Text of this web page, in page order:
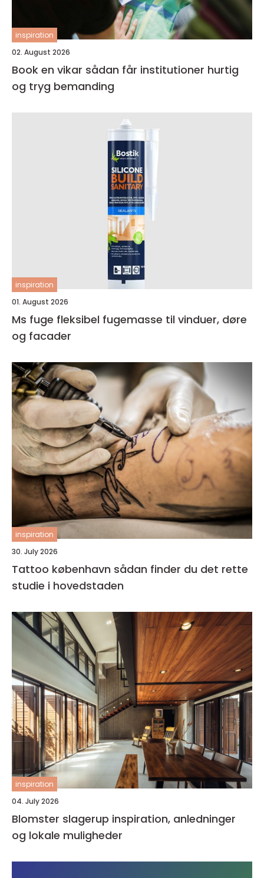
inspiration
02. August 2026
Book en vikar sådan får institutioner hurtig
og tryg bemanding
inspiration
01. August 2026
Ms fuge fleksibel fugemasse til vinduer, døre
og facader
inspiration
30. July 2026
Tattoo københavn sådan finder du det rette
studie i hovedstaden
inspiration
04. July 2026
Blomster slagerup inspiration, anledninger
og lokale muligheder